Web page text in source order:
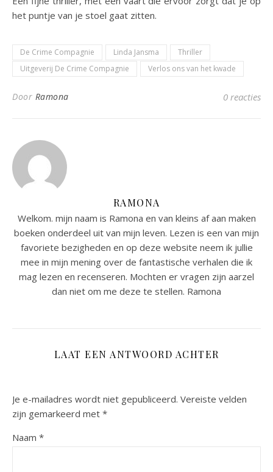
het puntje van je stoel gaat zitten.
De Crime Compagnie Linda Jansma
Thriller
Uitgeverij De Crime Compagnie
Verlos ons van het kwade
Door Ramona 0 reacties
RAMONA
Welkom. mijn naam is Ramona en van kleins af aan maken
boeken onderdeel uit van mijn leven. Lezen is een van mijn
favoriete bezigheden en op deze website neem ik jullie
mee in mijn mening over de fantastische verhalen die ik
mag lezen en recenseren. Mochten er vragen zijn aarzel
dan niet om me deze te stellen. Ramona
LAAT EEN ANTWOORD ACHTER
Je e-mailadres wordt niet gepubliceerd. Vereiste velden
zijn gemarkeerd met *
Naam *